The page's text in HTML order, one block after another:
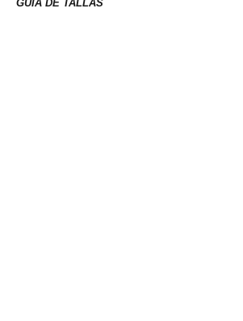
GUÍA DE TALLAS